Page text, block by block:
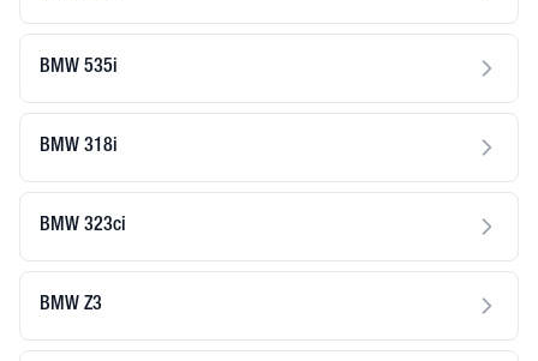
BMW 535i
BMW 318i
BMW 323ci
BMW Z3